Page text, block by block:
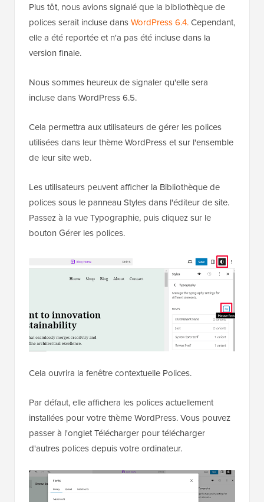
Plus tôt, nous avions signalé que la bibliothèque de
polices serait incluse dansWordPress 6.4.Cependant,
elle a été reportée et n'a pas été incluse dans la
version finale.
Nous sommes heureux de signaler qu'elle sera
incluse dans WordPress 6.5.
Cela permettra aux utilisateurs de gérer les polices
utilisées dans leur thème WordPress et sur l'ensemble
de leur site web.
Les utilisateurs peuvent afficher la Bibliothèque de
polices sous le panneau Styles dans l'éditeur de site.
Passez à la vue Typographie, puis cliquez sur le
bouton Gérer les polices.
Cela ouvrira la fenêtre contextuelle Polices.
Par défaut, elle affichera les polices actuellement
installées pour votre thème WordPress. Vous pouvez
passer à l'onglet Télécharger pour télécharger
d'autres polices depuis votre ordinateur.